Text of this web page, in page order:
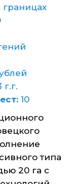
г.г.
10
типа
20 га с